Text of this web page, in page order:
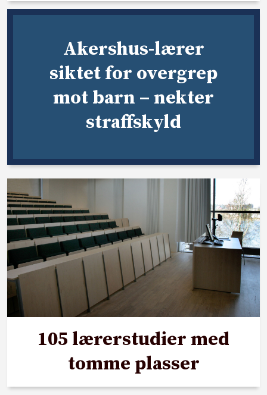
Akershus-lærer
siktet for overgrep
mot barn – nekter
straffskyld
105 lærerstudier med
tomme plasser